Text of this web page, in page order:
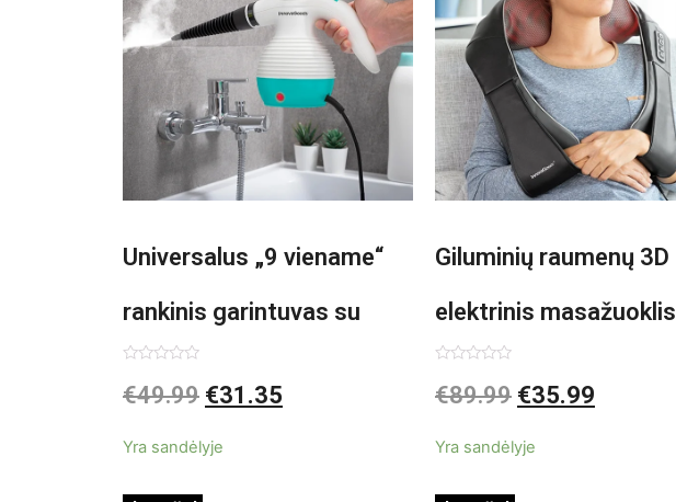
Universalus „9 viename“
rankinis garintuvas su
priedais Steany
0
iš
€49.99 €31.35
Yra sandėlyje
Giluminių raumenų 3D
elektrinis masažuoklis
InnovaGoods Shiatsu
0
iš
€89.99 €35.99
Yra sandėlyje